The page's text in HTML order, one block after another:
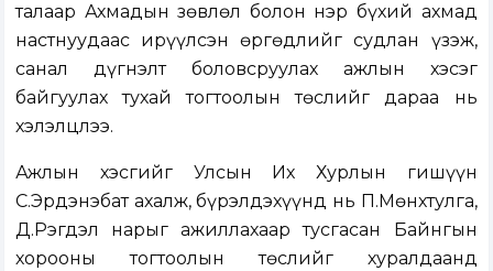
талаар Ахмадын зөвлөл болон нэр бүхий ахмад
настнуудаас ирүүлсэн өргөдлийг судлан үзэж,
санал дүгнэлт боловсруулах ажлын хэсэг
байгуулах тухай тогтоолын төслийг дараа нь
хэлэлцлээ.
Ажлын хэсгийг Улсын Их Хурлын гишүүн
С.Эрдэнэбат ахалж, бүрэлдэхүүнд нь П.Мөнхтулга,
Д.Рэгдэл нарыг ажиллахаар тусгасан Байнгын
хорооны тогтоолын төслийг хуралдаанд